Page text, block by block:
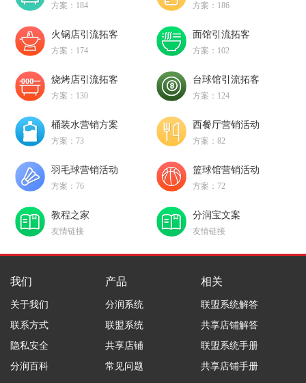
方案：184 方案：186
火锅店引流拓客
方案：174
面馆引流拓客
方案：102
烧烤店引流拓客
方案：130
台球馆引流拓客
方案：124
桶装水营销方案
方案：73
西餐厅营销活动
方案：82
羽毛球营销活动
方案：76
篮球馆营销活动
方案：72
教程之家
友情链接
分润宝文案
友情链接
我们
关于我们
联系方式
隐私安全
分润百科
产品
分润系统
联盟系统
共享店铺
常见问题
相关
联盟系统解答
共享店铺解答
联盟系统手册
共享店铺手册